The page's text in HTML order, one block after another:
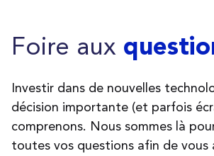
Foire aux
Investir dans de nouvelles
décision importante (et parfois
comprenons. Nous sommes là
toutes vos questions afin de vous